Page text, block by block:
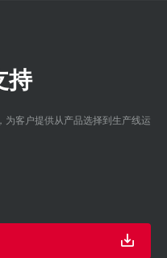
持
为客户提供从产品选择到生产线运